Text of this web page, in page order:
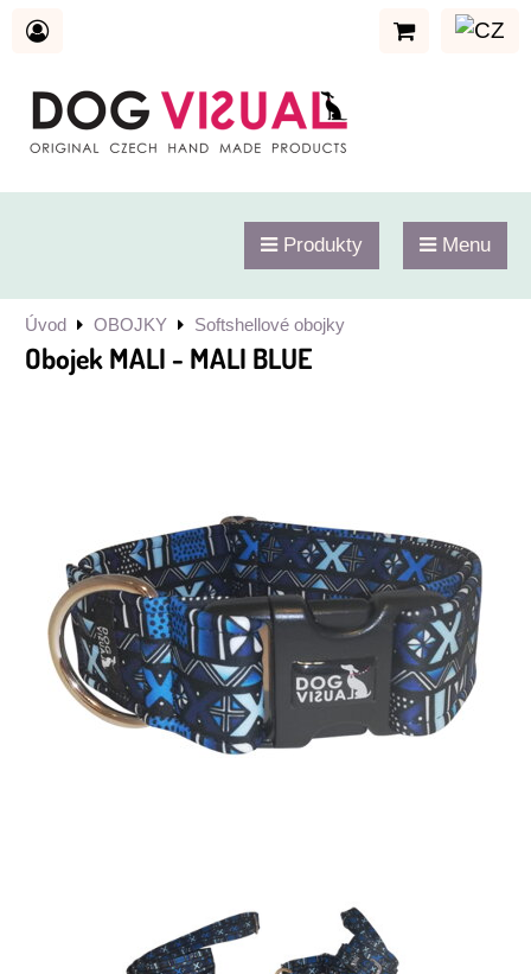
Produkty Menu
Úvod OBOJKY Softshellové obojky
Obojek MALI - MALI BLUE